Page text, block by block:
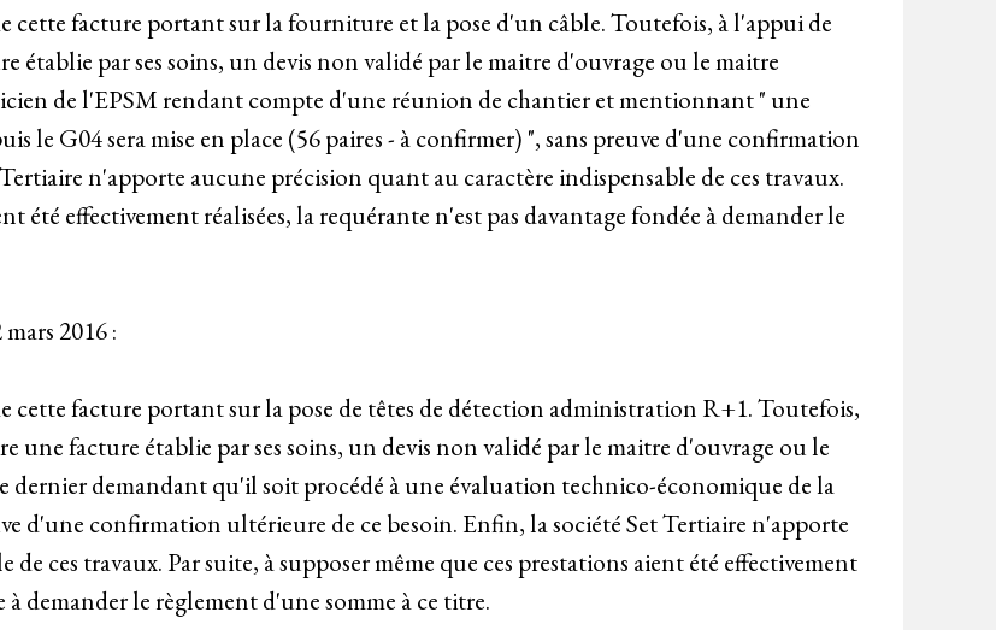
cette facture portant sur la fourniture et la pose d'un câble. Toutefois, à l'appui de
établie par ses soins, un devis non validé par le maitre d'ouvrage ou le maitre
de l'EPSM rendant compte d'une réunion de chantier et mentionnant " une
le G04 sera mise en place (56 paires - à confirmer) ", sans preuve d'une confirmation
n'apporte aucune précision quant au caractère indispensable de ces travaux.
été effectivement réalisées, la requérante n'est pas davantage fondée à demander le
2016 :
cette facture portant sur la pose de têtes de détection administration R+1. Toutefois,
une facture établie par ses soins, un devis non validé par le maitre d'ouvrage ou le
demandant qu'il soit procédé à une évaluation technico-économique de la
d'une confirmation ultérieure de ce besoin. Enfin, la société Set Tertiaire n'apporte
ces travaux. Par suite, à supposer même que ces prestations aient été effectivement
demander le règlement d'une somme à ce titre.